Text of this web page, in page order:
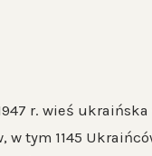
r. wieś
w tym 1145